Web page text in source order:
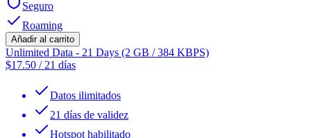
Seguro
Roaming
Añadir al carrito
Unlimited Data - 21 Days (2 GB / 384 KBPS)
$17.50 / 21 días
Datos ilimitados
21 días de validez
Hotspot habilitado